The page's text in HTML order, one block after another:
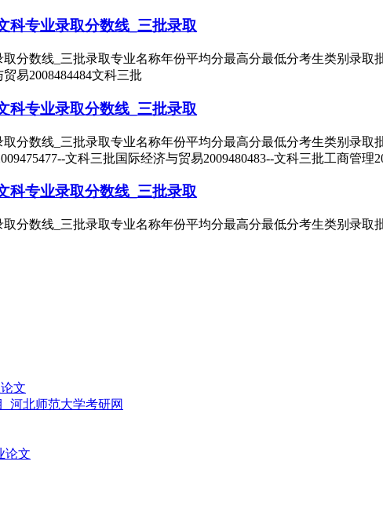
科专业录取分数线_三批录取
分数线_三批录取专业名称年份平均分最高分最低分考生类别录取
易2008484484文科三批
科专业录取分数线_三批录取
分数线_三批录取专业名称年份平均分最高分最低分考生类别录取
文科三批国际经济与贸易2009480483--文科三批工商管理
科专业录取分数线_三批录取
分数线_三批录取专业名称年份平均分最高分最低分考生类别录取
文
河北师范大学考研网
论文